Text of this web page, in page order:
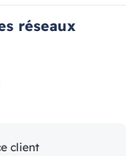
réseaux
client